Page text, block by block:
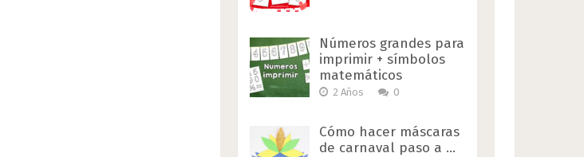
Números grandes para
imprimir + símbolos
matemáticos
2 Años 0
Cómo hacer máscaras
de carnaval paso a …